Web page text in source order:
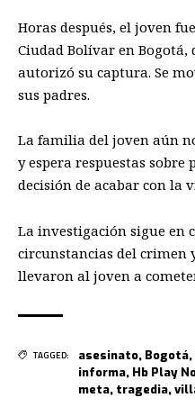
Horas después, el joven
Ciudad Bolívar en Bogotá,
autorizó su captura. Se
sus padres.
La familia del joven aún
y espera respuestas
decisión de acabar con la
La investigación sigue en
circunstancias del crimen
llevaron al joven a
TAGGED: asesinato, Bogotá,
informa, Hb Play
meta, tragedia,